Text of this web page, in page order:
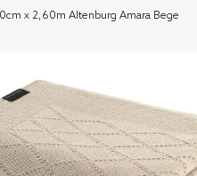
x 2,60m Altenburg Amara Bege